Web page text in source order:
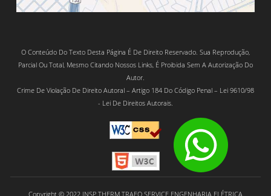
O Conteúdo Do Texto Desta Página É De Direito Reservado. Sua Reprodução,
Parcial Ou Total, Mesmo Citando Nossos Links, É Proibida Sem A Autorização Do
Autor.
Crime De Violação De Direito Autoral – Artigo 184 Do Código Penal – Lei 9610/98
- Lei De Direitos Autorais.
Copyright © 2022 INSP THERM TRAFO SERVICE ENGENHARIA ELÉTRICA